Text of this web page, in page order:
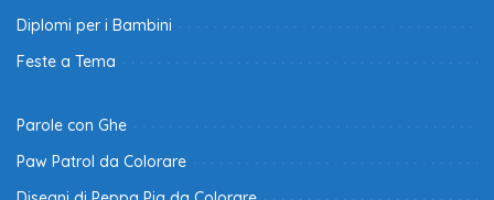
Diplomi per i Bambini
Feste a Tema
Parole con Ghe
Paw Patrol da Colorare